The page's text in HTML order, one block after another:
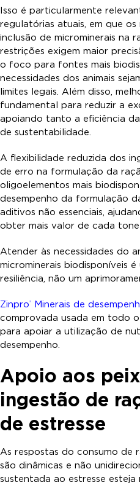
Isso é particularmente
regulatórias atuais, em que
inclusão de microminerais na
restrições exigem maior
o foco para fontes mais
necessidades dos animais
limites legais. Além disso,
fundamental para reduzir a
apoiando tanto a eficiência
de sustentabilidade.
A flexibilidade reduzida dos
de erro na formulação da
oligoelementos mais
desempenho da formulação
aditivos não essenciais,
obter mais valor de cada
Atender às necessidades do
microminerais biodisponíveis
resiliência, não um
Zinpro® Minerais de
comprovada usada em todo
para apoiar a utilização de
desempenho.
Apoio aos
ingestão de
de estresse
As respostas do consumo de
são dinâmicas e não
sustentada ao estresse esteja